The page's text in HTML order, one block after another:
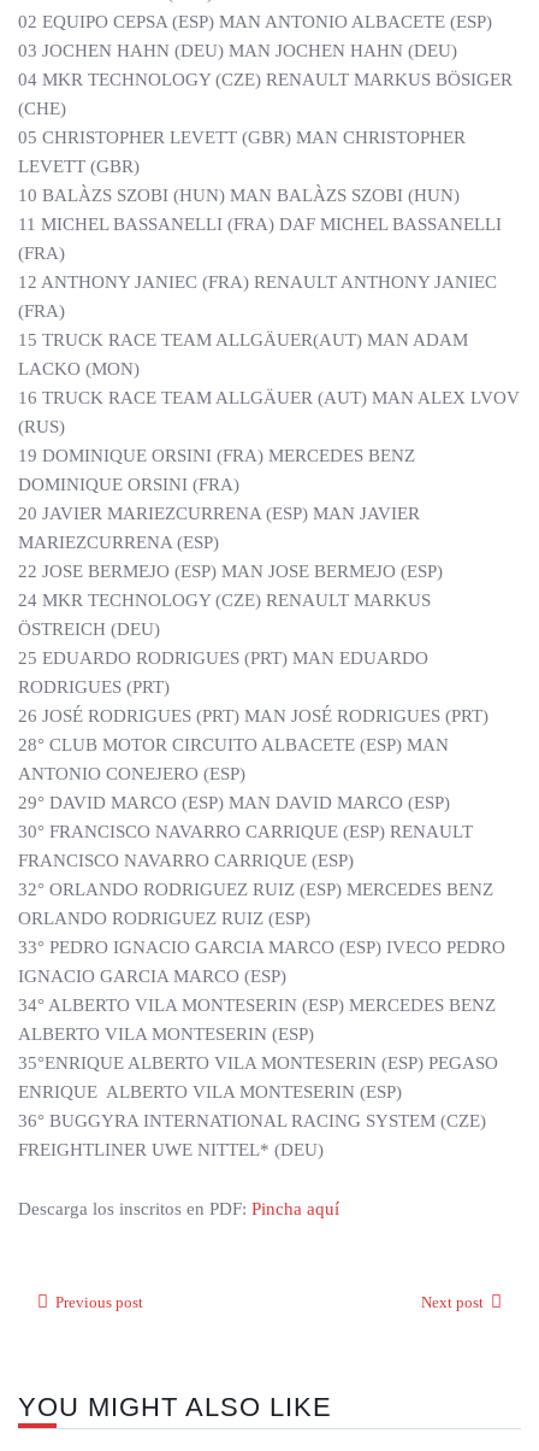
02 EQUIPO CEPSA (ESP) MAN ANTONIO ALBACETE (ESP)
03 JOCHEN HAHN (DEU) MAN JOCHEN HAHN (DEU)
04 MKR TECHNOLOGY (CZE) RENAULT MARKUS BÖSIGER
(CHE)
05 CHRISTOPHER LEVETT (GBR) MAN CHRISTOPHER
LEVETT (GBR)
10 BALÀZS SZOBI (HUN) MAN BALÀZS SZOBI (HUN)
11 MICHEL BASSANELLI (FRA) DAF MICHEL BASSANELLI
(FRA)
12 ANTHONY JANIEC (FRA) RENAULT ANTHONY JANIEC
(FRA)
15 TRUCK RACE TEAM ALLGÄUER(AUT) MAN ADAM
LACKO (MON)
16 TRUCK RACE TEAM ALLGÄUER (AUT) MAN ALEX LVOV
(RUS)
19 DOMINIQUE ORSINI (FRA) MERCEDES BENZ
DOMINIQUE ORSINI (FRA)
20 JAVIER MARIEZCURRENA (ESP) MAN JAVIER
MARIEZCURRENA (ESP)
22 JOSE BERMEJO (ESP) MAN JOSE BERMEJO (ESP)
24 MKR TECHNOLOGY (CZE) RENAULT MARKUS
ÖSTREICH (DEU)
25 EDUARDO RODRIGUES (PRT) MAN EDUARDO
RODRIGUES (PRT)
26 JOSÉ RODRIGUES (PRT) MAN JOSÉ RODRIGUES (PRT)
28° CLUB MOTOR CIRCUITO ALBACETE (ESP) MAN
ANTONIO CONEJERO (ESP)
29° DAVID MARCO (ESP) MAN DAVID MARCO (ESP)
30° FRANCISCO NAVARRO CARRIQUE (ESP) RENAULT
FRANCISCO NAVARRO CARRIQUE (ESP)
32° ORLANDO RODRIGUEZ RUIZ (ESP) MERCEDES BENZ
ORLANDO RODRIGUEZ RUIZ (ESP)
33° PEDRO IGNACIO GARCIA MARCO (ESP) IVECO PEDRO
IGNACIO GARCIA MARCO (ESP)
34° ALBERTO VILA MONTESERIN (ESP) MERCEDES BENZ
ALBERTO VILA MONTESERIN (ESP)
35°ENRIQUE ALBERTO VILA MONTESERIN (ESP) PEGASO
ENRIQUE ALBERTO VILA MONTESERIN (ESP)
36° BUGGYRA INTERNATIONAL RACING SYSTEM (CZE)
FREIGHTLINER UWE NITTEL* (DEU)
Descarga los inscritos en PDF: Pincha aquí
Previous post Next post
YOU MIGHT ALSO LIKE